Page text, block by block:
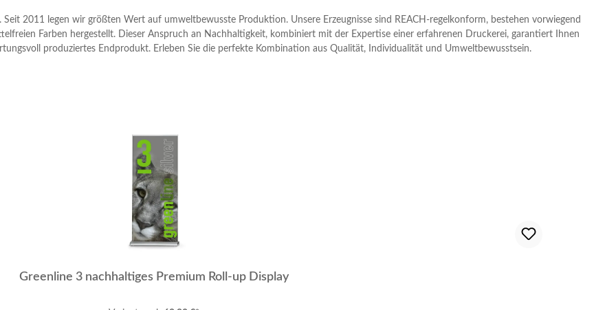
2011 legen wir größten Wert auf umweltbewusste Produktion. Unsere Erzeugnisse sind REACH-regelkonform, bestehen vorwiegend
Farben hergestellt. Dieser Anspruch an Nachhaltigkeit, kombiniert mit der Expertise einer erfahrenen Druckerei, garantiert Ihnen
produziertes Endprodukt. Erleben Sie die perfekte Kombination aus Qualität, Individualität und Umweltbewusstsein.
Greenline 3 nachhaltiges Premium Roll-up Display